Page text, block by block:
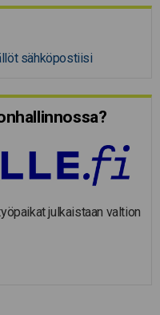
sähköpostiisi
julkaistaan valtion